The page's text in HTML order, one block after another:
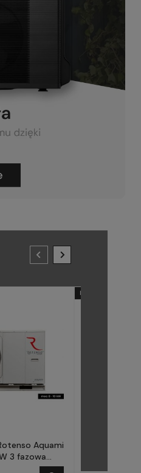
Aquami
3 fazowa
Promocja